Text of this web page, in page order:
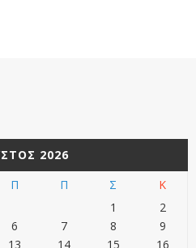
2026
Π Π Σ
Κ
1
2
6 7 8
9
13 14 15
16